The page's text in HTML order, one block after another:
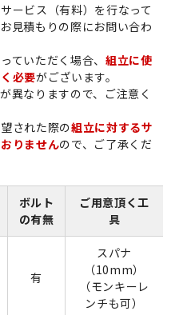
ービス（有料）を行なって
見積もりの際にお問い合わ
ていただく場合、 組立に使
必要がございます。
異なりますので、ご注意く
された際の組立に対するサ
りませんので、ご了承くだ
ボルト
の有無
ご用意頂く工
具
有
スパナ
（10mm）
（モンキーレ
ンチも可）